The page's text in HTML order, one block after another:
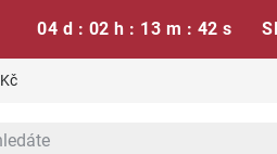
04 d : 02 h : 13 m : 41 s